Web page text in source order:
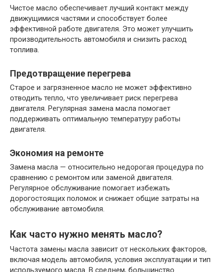
Чистое масло обеспечивает лучший контакт между
движущимися частями и способствует более
эффективной работе двигателя. Это может улучшить
производительность автомобиля и снизить расход
топлива.
Предотвращение перегрева
Старое и загрязненное масло не может эффективно
отводить тепло, что увеличивает риск перегрева
двигателя. Регулярная замена масла помогает
поддерживать оптимальную температуру работы
двигателя.
Экономия на ремонте
Замена масла — относительно недорогая процедура по
сравнению с ремонтом или заменой двигателя.
Регулярное обслуживание помогает избежать
дорогостоящих поломок и снижает общие затраты на
обслуживание автомобиля.
Как часто нужно менять масло?
Частота замены масла зависит от нескольких факторов,
включая модель автомобиля, условия эксплуатации и тип
используемого масла. В среднем, большинство